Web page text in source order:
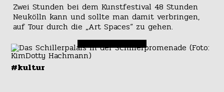
Zwei Stunden bei dem Kunstfestival 48 Stunden
Neukölln kann und sollte man damit verbringen,
auf Tour durch die „Art Spaces“ zu gehen.
#kultur